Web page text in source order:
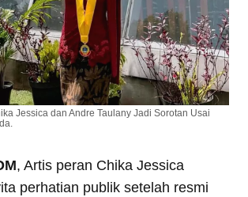
Jessica dan Andre Taulany Jadi Sorotan Usai
, Artis peran Chika Jessica
perhatian publik setelah resmi